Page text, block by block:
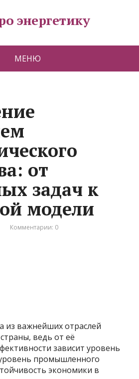
энергетику
МЕНЮ
от
задач к
модели
Комментарии: 0
из важнейших отраслей
ведь от её
зависит уровень
промышленного
экономики в